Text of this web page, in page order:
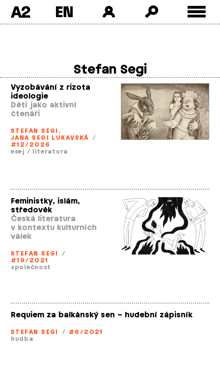
A2
Stefan Segi
Vyzobávání z rizota
ideologie
Děti jako aktivní
čtenáři
STEFAN SEGI ,
JANA SEGI LUKAVSKÁ /
#12/2026
esej / literatura
Feministky, islám,
středověk
Česká literatura
v kontextu kulturních
válek
STEFAN SEGI
/
#19/2021
společnost
Requiem za balkánský sen – hudební zápisník
STEFAN SEGI / #6/2021
hudba